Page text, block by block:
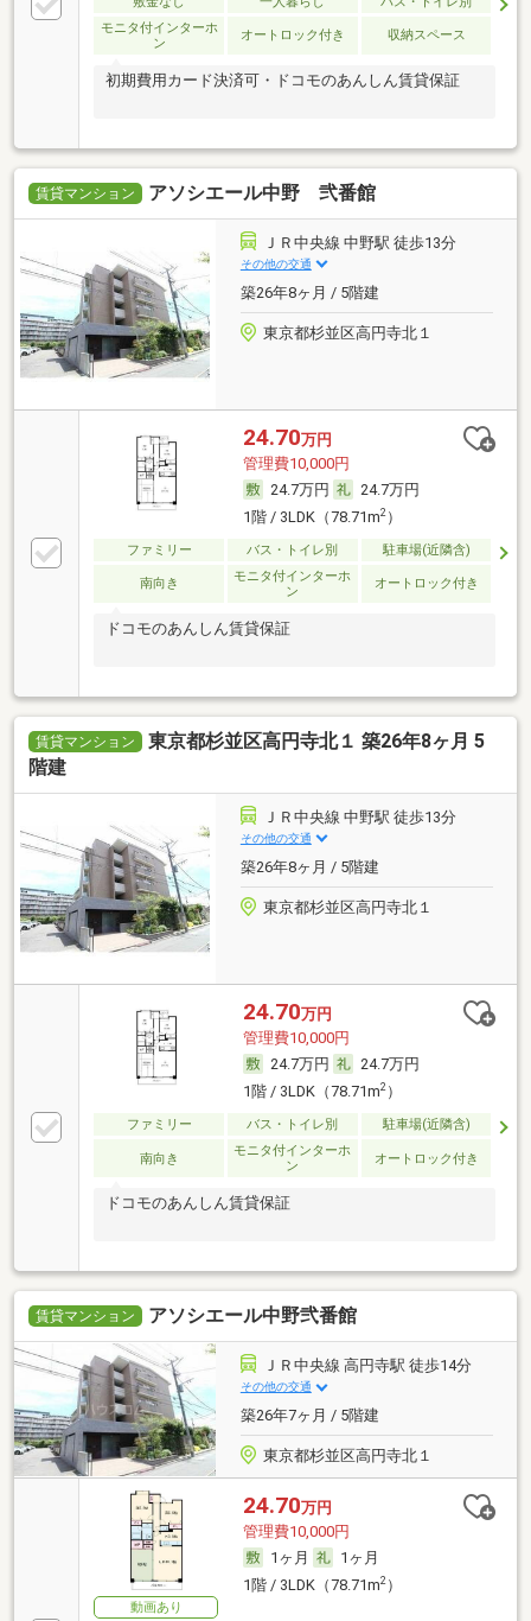
モニタ付インターホ
ン
オートロック付き 収納スペース
初期費用カード決済可・ドコモのあんしん賃貸保証
賃貸マンション アソシエール中野 弐番館
ＪＲ中央線 中野駅 徒歩13分
その他の交通
築26年8ヶ月 / 5階建
東京都杉並区高円寺北１
24.70万円
管理費10,000円
24.7万円
24.7万円
1階 / 3LDK（78.71m2）
ファミリー バス・トイレ別 駐車場(近隣含)
南向き
モニタ付インターホ
ン
オートロック付き
ドコモのあんしん賃貸保証
賃貸マンション
東京都杉並区高円寺北１ 築26年8ヶ月 5
階建
ＪＲ中央線 中野駅 徒歩13分
その他の交通
築26年8ヶ月 / 5階建
東京都杉並区高円寺北１
24.70万円
管理費10,000円
24.7万円
24.7万円
1階 / 3LDK（78.71m2）
ファミリー バス・トイレ別 駐車場(近隣含)
南向き
モニタ付インターホ
ン
オートロック付き
ドコモのあんしん賃貸保証
賃貸マンション アソシエール中野弐番館
ＪＲ中央線 高円寺駅 徒歩14分
その他の交通
築26年7ヶ月 / 5階建
東京都杉並区高円寺北１
動画あり
24.70万円
管理費10,000円
1ヶ月
1ヶ月
1階 / 3LDK（78.71m2）